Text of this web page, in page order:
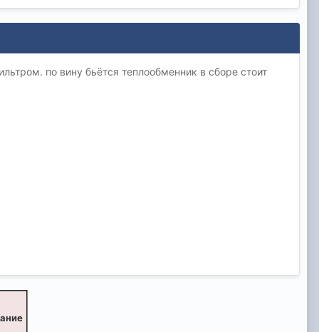
по вину бьётся теплообменник в сборе стоит